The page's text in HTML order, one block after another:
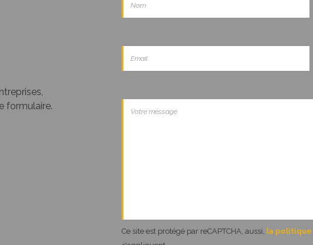
formulaire.
Ce site est protégé par reCAPTCHA, aussi, la